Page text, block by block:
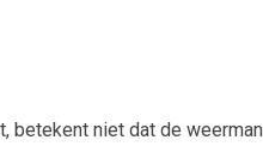
niet dat de